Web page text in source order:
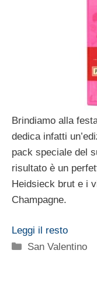
Brindiamo alla
dedica infatti
pack speciale del
risultato è un
Heidsieck brut e i
Champagne.
Leggi il resto
Categorie
San Valentino